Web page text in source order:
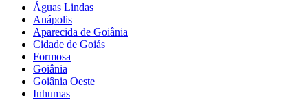
Águas Lindas
Anápolis
Aparecida de Goiânia
Cidade de Goiás
Formosa
Goiânia
Goiânia Oeste
Inhumas